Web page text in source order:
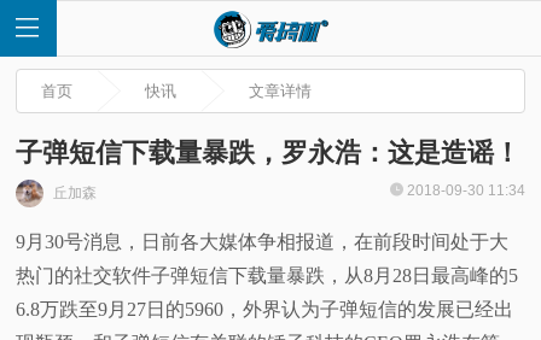
页
首页 快讯 文章详情
子弹短信下载量暴跌，罗永浩：这是造谣！
丘加森 2018-09-30 11:34
9月30号消息，日前各大媒体争相报道，在前段时间处于大
热门的社交软件子弹短信下载量暴跌，从8月28日最高峰的5
6.8万跌至9月27日的5960，外界认为子弹短信的发展已经出